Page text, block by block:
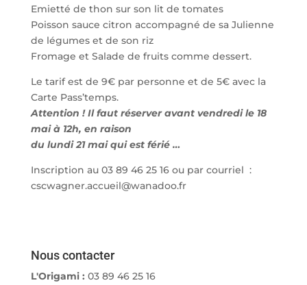
Emietté de thon sur son lit de tomates
Poisson sauce citron accompagné de sa Julienne
de légumes et de son riz
Fromage et Salade de fruits comme dessert.
Le tarif est de 9€ par personne et de 5€ avec la
Carte Pass’temps.
Attention ! Il faut réserver avant vendredi le 18
mai à 12h, en raison
du lundi 21 mai qui est férié …
Inscription au 03 89 46 25 16 ou par courriel :
cscwagner.accueil@wanadoo.fr
Nous contacter
L'Origami : 03 89 46 25 16